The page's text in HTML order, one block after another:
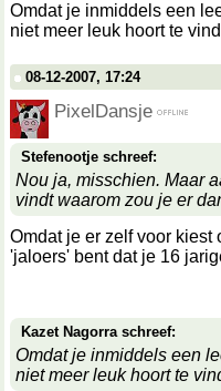
Omdat je inmiddels een
niet meer leuk hoort te
08-12-2007, 17:24
PixelDansje
Stefenootje schreef:
Nou ja, misschien. Maar
vindt waarom zou je er
Omdat je er zelf voor kiest
'jaloers' bent dat je 16
Kazet Nagorra schreef:
Omdat je inmiddels een
niet meer leuk hoort te